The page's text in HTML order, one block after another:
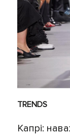
TRENDS
Капрі: